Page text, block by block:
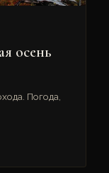
осень
Погода,